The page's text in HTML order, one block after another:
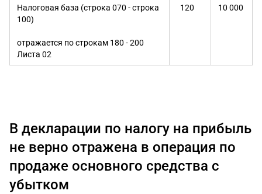
Налоговая база (строка 070 - строка
100)
отражается по строкам 180 - 200
Листа 02
120 10 000
В декларации по налогу на прибыль
не верно отражена в операция по
продаже основного средства с
убытком